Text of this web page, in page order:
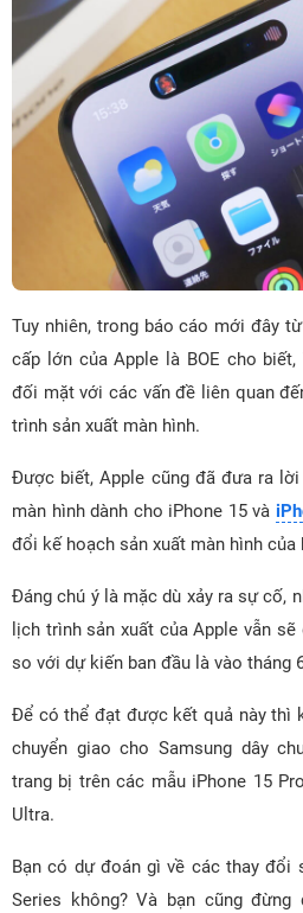
Tuy nhiên, trong báo cáo mới đây
cấp lớn của Apple là BOE cho biết,
đối mặt với các vấn đề liên quan
trình sản xuất màn hình.
Được biết, Apple cũng đã đưa ra
màn hình dành cho iPhone 15 và
đổi kế hoạch sản xuất màn hình của
Đáng chú ý là mặc dù xảy ra sự cố,
lịch trình sản xuất của Apple vẫn
so với dự kiến ban đầu là vào tháng
Để có thể đạt được kết quả này thì
chuyển giao cho Samsung dây
trang bị trên các mẫu iPhone 15
Ultra.
Bạn có dự đoán gì về các thay đổi
Series không? Và bạn cũng